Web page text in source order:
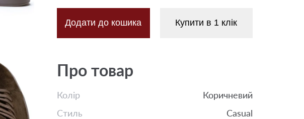
Додати до кошика Купити в 1 клік
Про товар
Колір
Коричневий
Стиль
Casual